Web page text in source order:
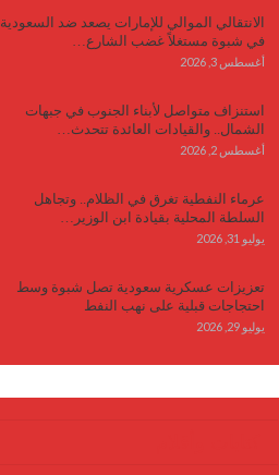
الانتقالي الموالي للإمارات يصعد ضد السعودية
في شبوة مستغلاً غضب الشارع…
أغسطس 3, 2026
استنزاف متواصل لأبناء الجنوب في جبهات
الشمال.. والقيادات العائدة تتحدث…
أغسطس 2, 2026
عرماء النفطية تغرق في الظلام.. وتجاهل
السلطة المحلية بقيادة ابن الوزير…
يوليو 31, 2026
تعزيزات عسكرية سعودية تصل شبوة وسط
احتجاجات قبلية على نهب النفط
يوليو 29, 2026